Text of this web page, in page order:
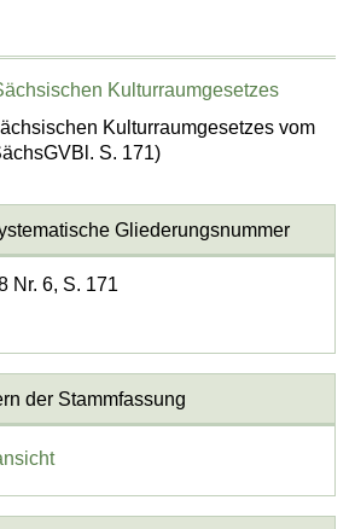
Kulturraumgesetzes
Kulturraumgesetzes vom
S. 171)
Gliederungsnummer
Nr. 6, S. 171
der Stammfassung